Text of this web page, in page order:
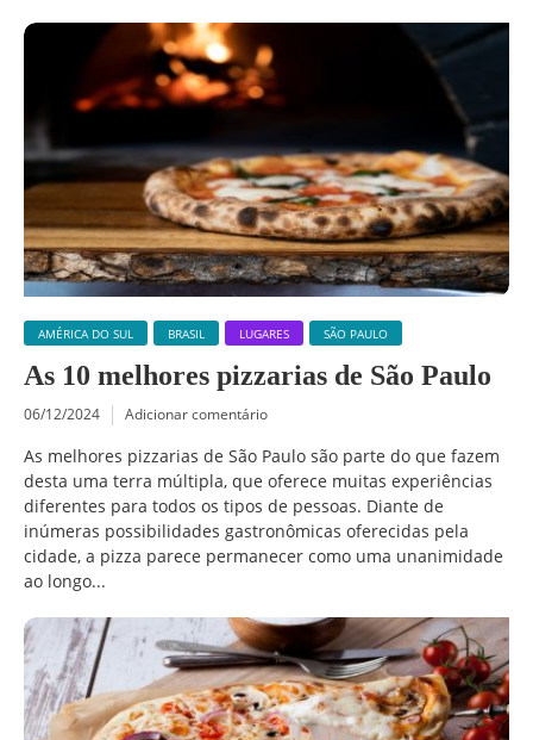
AMÉRICA DO SUL BRASIL LUGARES SÃO PAULO
As 10 melhores pizzarias de São Paulo
06/12/2024 Adicionar comentário
As melhores pizzarias de São Paulo são parte do que fazem
desta uma terra múltipla, que oferece muitas experiências
diferentes para todos os tipos de pessoas. Diante de
inúmeras possibilidades gastronômicas oferecidas pela
cidade, a pizza parece permanecer como uma unanimidade
ao longo...